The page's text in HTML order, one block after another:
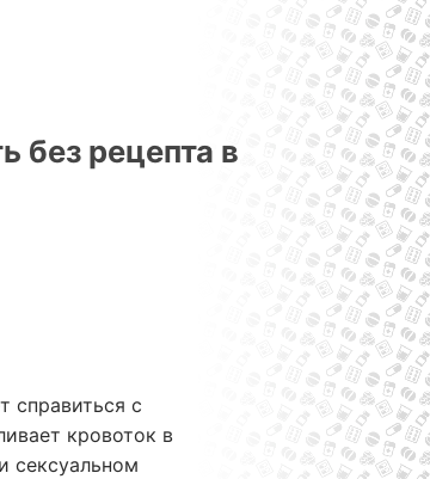
без рецепта в
справиться с
кровоток в
сексуальном